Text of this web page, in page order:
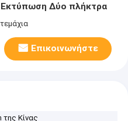
Εκτύπωση Δύο πλήκτρα
Επικοινωνήστε
της Κίνας